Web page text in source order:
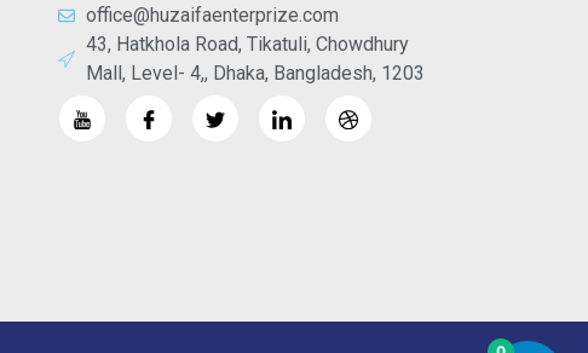
office@huzaifaenterprize.com
43, Hatkhola Road, Tikatuli, Chowdhury
Mall, Level- 4,, Dhaka, Bangladesh, 1203